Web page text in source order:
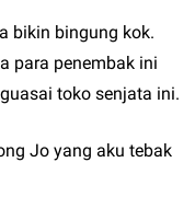
bikin bingung kok.
para penembak ini
toko senjata ini.
Jo yang aku tebak